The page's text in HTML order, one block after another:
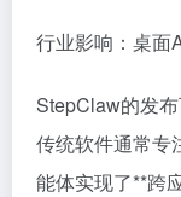
行业影响：桌面
StepClaw的发布
传统软件通常专
能体实现了**跨